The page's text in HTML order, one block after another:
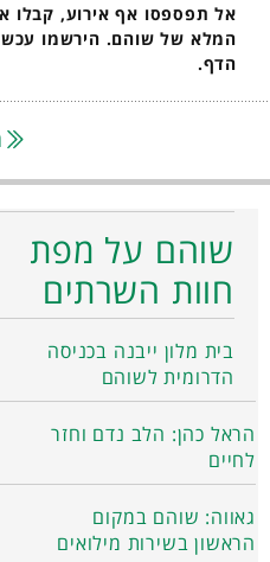
אל תפספסו אף אירוע, קבלו
המלא של שוהם. הירשמו
הדף.
שוהם על מפת
חוות השרתים
בית מלון ייבנה בכניסה
הדרומית לשוהם
הראל כהן: הלב נדם וחזר
לחיים
גאווה: שוהם במקום
הראשון בשירות מילואים